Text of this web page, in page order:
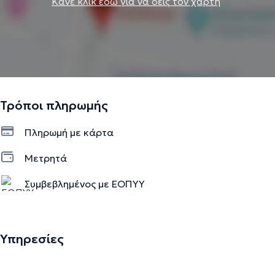
Τρόποι πληρωμής
Πληρωμή με κάρτα
Μετρητά
Συμβεβλημένος με ΕΟΠΥΥ
Υπηρεσίες